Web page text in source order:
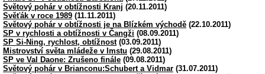
Světový pohár v obtížnosti Kranj (20.11.2011)
Svěťák v roce 1989 (11.11.2011)
Světový pohár v obtížnosti je na Blízkém východě (22.10.2011)
SP v rychlosti a obtížnosti v Čangži (08.09.2011)
SP Si-Ning, rychlost, obtížnost(03.09.2011)
Mistrovství světa mládeže v Imstu (29.08.2011)
SP ve Val Daone: Zrušeno finále (09.08.2011)
Světový pohár v Brianconu:Schubert a Vidmar (31.07.2011)